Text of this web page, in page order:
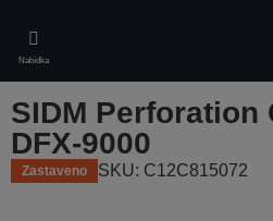
main
content
Nabídka
SIDM Perforation
DFX-9000
Zastaveno SKU: C12C815072